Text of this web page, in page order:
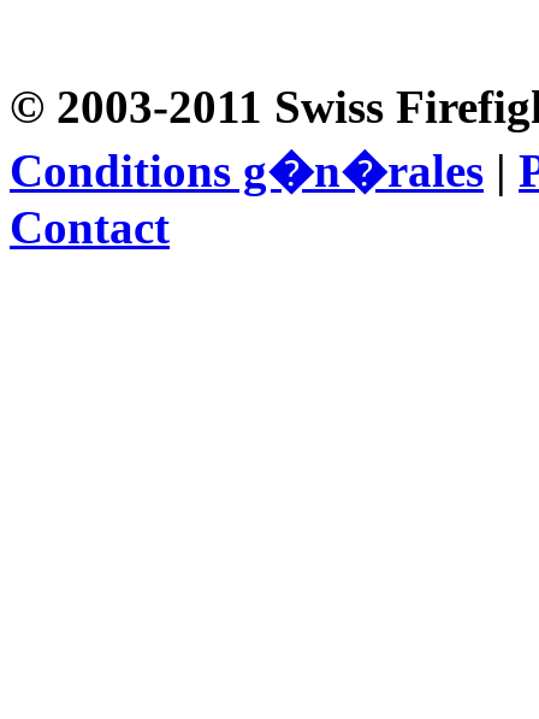
© 2003-2011 Swiss
Conditions g�n�rales |
Contact